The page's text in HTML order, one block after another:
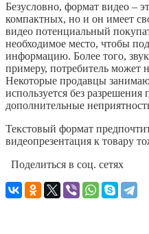
Безусловно, формат видео –
компактных, но и он имеет
видео потенциальный
необходимое место, чтобы
информацию. Более того,
примеру, потребитель может
Некоторые продавцы
используется без разрешения
дополнительные
Текстовый формат
видеопрезентация к товару
Поделиться в соц. сетях